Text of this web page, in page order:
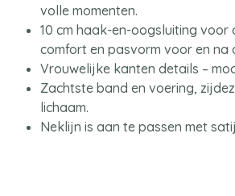
volle momenten.
10 cm haak-en-oogsluiting voor
comfort en pasvorm voor en na
Vrouwelijke kanten details –
Zachtste band en voering,
lichaam.
Neklijn is aan te passen met